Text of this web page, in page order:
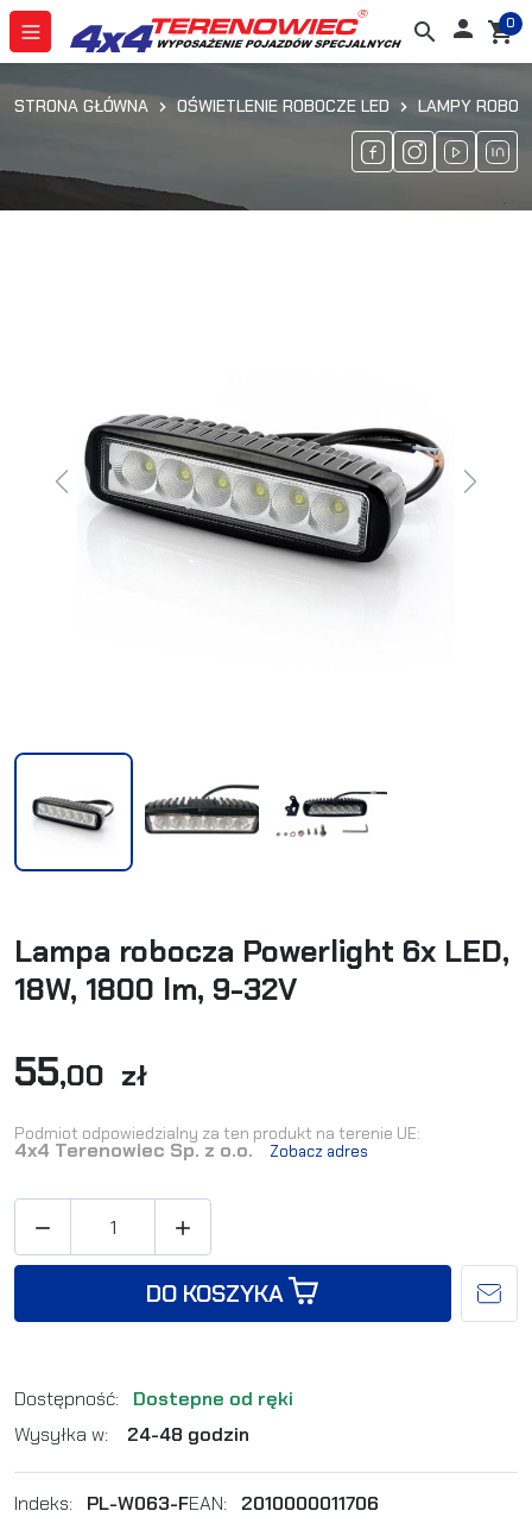
search  shopping_cart
0
STRONA GŁÓWNA OŚWIETLENIE ROBOCZE LED LAMPY
Previous Next
Lampa robocza Powerlight 6x LED,
18W, 1800 lm, 9-32V
55,00 zł
Podmiot odpowiedzialny za ten produkt na terenie UE:
4x4 Terenowiec Sp. z o.o. Zobacz adres
 
DO KOSZYKA
Dostępność:
Dostepne od ręki
Wysyłka w:
24-48 godzin
Indeks: PL-W063-FEAN: 2010000011706